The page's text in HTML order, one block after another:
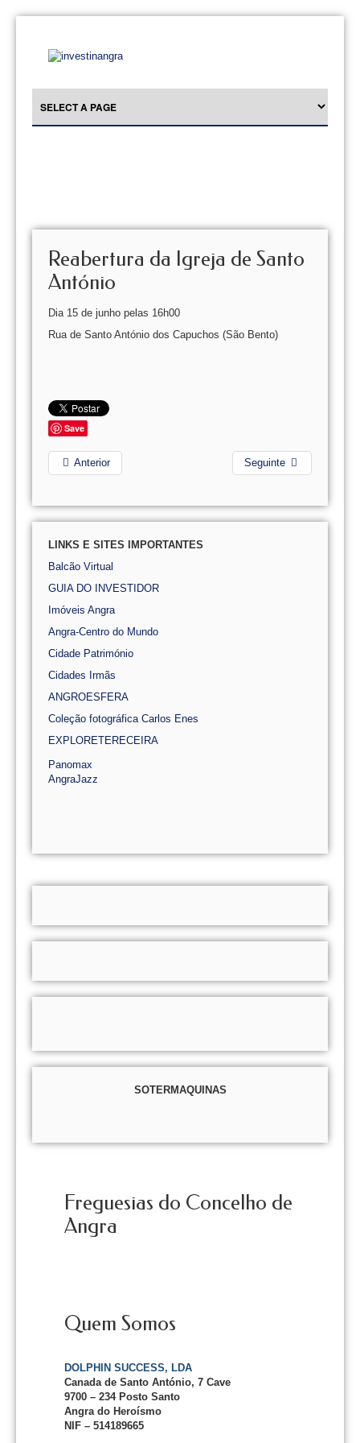
Reabertura da Igreja de Santo
António
Dia 15 de junho pelas 16h00
Rua de Santo António dos Capuchos (São Bento)
Save
Anterior Seguinte
LINKS E SITES IMPORTANTES
Balcão Virtual
GUIA DO INVESTIDOR
Imóveis Angra
Angra-Centro do Mundo
Cidade Património
Cidades Irmãs
ANGROESFERA
Coleção fotográfica Carlos Enes
EXPLORETERECEIRA
Panomax
AngraJazz
SOTERMAQUINAS
Freguesias do Concelho de
Angra
Quem Somos
DOLPHIN SUCCESS, LDA
Canada de Santo António, 7 Cave
9700 – 234 Posto Santo
Angra do Heroísmo
NIF – 514189665